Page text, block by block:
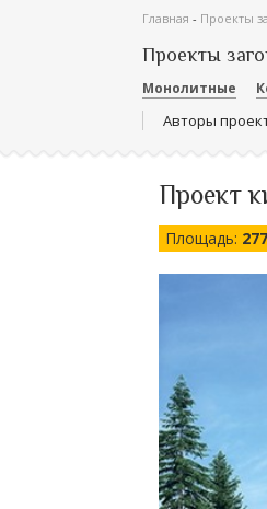
Главная - Проекты
Проекты
Монолитные
Авторы
Проект
Площадь: